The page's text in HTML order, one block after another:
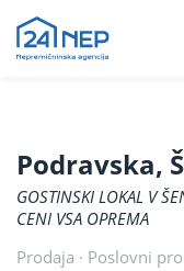
Podravska,
GOSTINSKI LOKAL V
CENI VSA OPREMA
Prodaja · Poslovni